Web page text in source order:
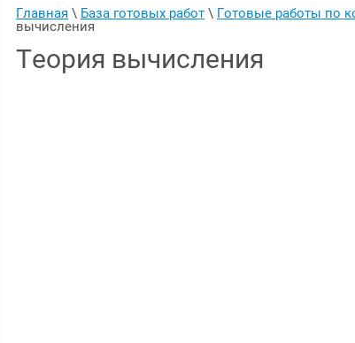
Главная \ База готовых работ \ Готовые работы по
вычисления
Теория вычисления